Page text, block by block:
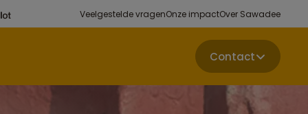
Veelgestelde vragenOnze impactOver Sawadee
Contact